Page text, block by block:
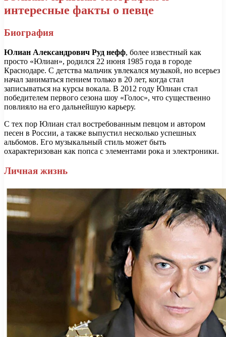
интересные факты о певце
Биография
Юлиан Александрович Руд нефф, более известный как
просто «Юлиан», родился 22 июня 1985 года в городе
Краснодаре. С детства мальчик увлекался музыкой, но всерьез
начал заниматься пением только в 20 лет, когда стал
записываться на курсы вокала. В 2012 году Юлиан стал
победителем первого сезона шоу «Голос», что существенно
повлияло на его дальнейшую карьеру.
С тех пор Юлиан стал востребованным певцом и автором
песен в России, а также выпустил несколько успешных
альбомов. Его музыкальный стиль может быть
охарактеризован как попса с элементами рока и электроники.
Личная жизнь